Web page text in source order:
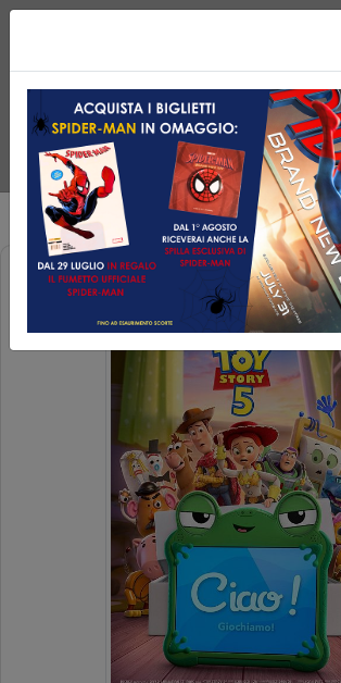
TOY STORY 5